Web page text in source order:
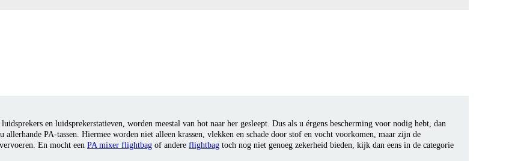
en luidsprekerstatieven, worden meestal van hot naar her gesleept. Dus als u érgens bescherming voor nodig hebt, dan
PA-tassen. Hiermee worden niet alleen krassen, vlekken en schade door stof en vocht voorkomen, maar zijn de
En mocht een PA mixer flightbag of andere flightbag toch nog niet genoeg zekerheid bieden, kijk dan eens in de categorie